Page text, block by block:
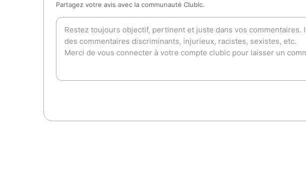
Partagez votre avis avec la communauté Clubic.